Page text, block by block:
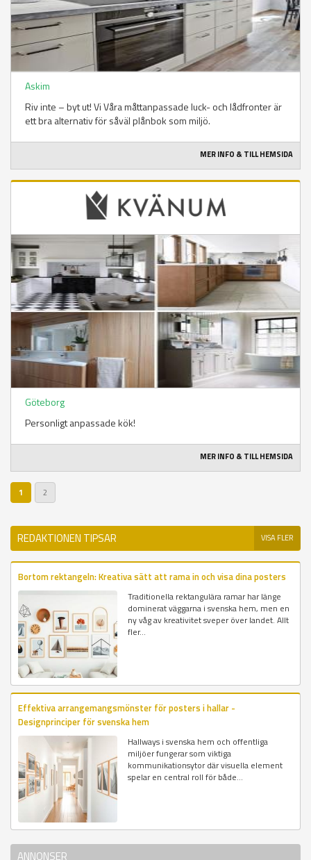
Askim
Riv inte – byt ut! Vi Våra måttanpassade luck- och lådfronter är
ett bra alternativ för såväl plånbok som miljö.
MER INFO & TILL HEMSIDA
Göteborg
Personligt anpassade kök!
MER INFO & TILL HEMSIDA
1 2
REDAKTIONEN TIPSAR VISA FLER
Bortom rektangeln: Kreativa sätt att rama in och visa dina posters
Traditionella rektangulära ramar har länge
dominerat väggarna i svenska hem, men en
ny våg av kreativitet sveper över landet. Allt
fler...
Effektiva arrangemangsmönster för posters i hallar -
Designprinciper för svenska hem
Hallways i svenska hem och offentliga
miljöer fungerar som viktiga
kommunikationsytor där visuella element
spelar en central roll för både...
ANNONSER